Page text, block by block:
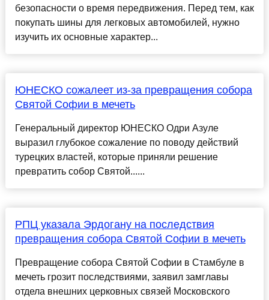
безопасности о время передвижения. Перед тем, как
покупать шины для легковых автомобилей, нужно
изучить их основные характер...
ЮНЕСКО сожалеет из-за превращения собора
Святой Софии в мечеть
Генеральный директор ЮНЕСКО Одри Азуле
выразил глубокое сожаление по поводу действий
турецких властей, которые приняли решение
превратить собор Святой......
РПЦ указала Эрдогану на последствия
превращения собора Святой Софии в мечеть
Превращение собора Святой Софии в Стамбуле в
мечеть грозит последствиями, заявил замглавы
отдела внешних церковных связей Московского